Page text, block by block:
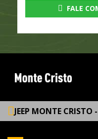
FALE
JEEP MONTE CRISTO